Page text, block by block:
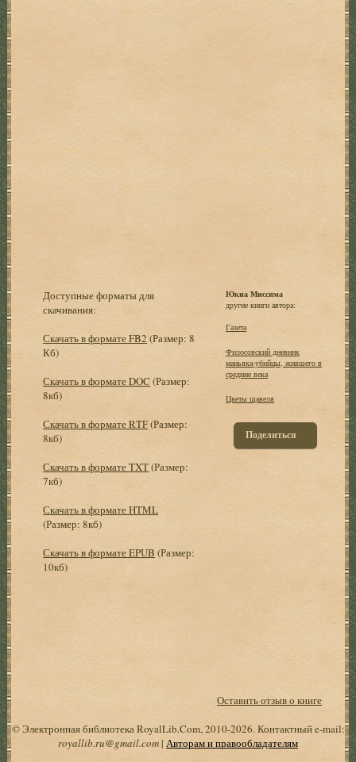
Доступные форматы для
скачивания:
Скачать в формате FB2 (Размер: 8
Кб)
Скачать в формате DOC (Размер:
8кб)
Скачать в формате RTF(Размер:
8кб)
Скачать в формате TXT(Размер:
7кб)
Скачать в формате HTML
(Размер: 8кб)
Скачать в формате EPUB (Размер:
10кб)
Юкиа Миссима
другие книги автора:
Газета
Филосовский дневник
маньяка-убийцы, жившего в
средние века
Цветы щавеля
Поделиться
Оставить отзыв о книге
© Электронная библиотека RoyalLib.Com, 2010-2026. Контактный e-mail:
royallib.ru@gmail.com| Авторам и правообладателям